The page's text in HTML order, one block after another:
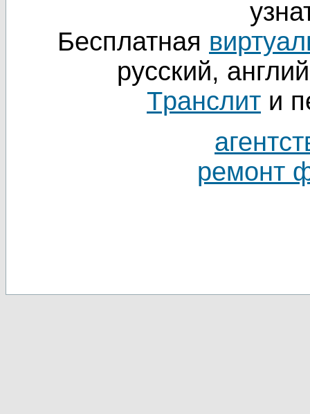
Бесплатная
русский,
Tранслит и
ремонт